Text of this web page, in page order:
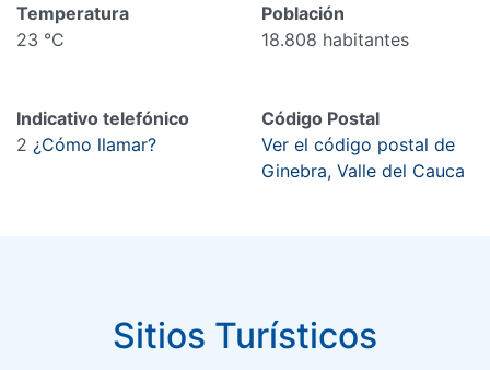
Temperatura
23 °C
Población
18.808 habitantes
Indicativo telefónico
2 ¿Cómo llamar?
Código Postal
Ver el código postal de
Ginebra, Valle del Cauca
Sitios Turísticos